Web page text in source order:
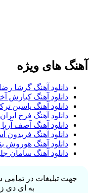
های ویژه
دانلود آهنگ گرشا رضائی
دانلود آهنگ کیارش آخرین
دانلود آهنگ یاسین ترکی
دانلود آهنگ فرخ ایران
دانلود آهنگ آصف آریا
دانلود آهنگ فریدون
دانلود آهنگ هوروش بند زیر
دانلود آهنگ سامان جلیلی
تبلیغات در تمامی
به ای دی زیر در